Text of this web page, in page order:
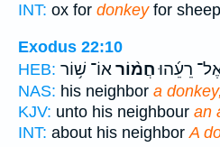
INT: ox for donkeyfor sheep
Exodus 22:10
HEB:
רֵעֵ֜הוּחֲמ֨וֹראוֹ־ שׁ֥וֹר
NAS: his neighbor a donkey,
KJV: unto his neighbour an
INT: about his neighbor A